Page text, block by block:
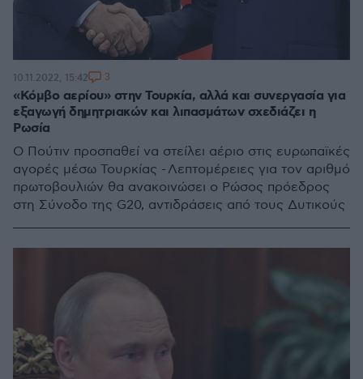
«Κόμβο αερίου» στην Τουρκία, αλλά και συνεργασία για
εξαγωγή δημητριακών και λιπασμάτων σχεδιάζει η
Ρωσία
Ο Πούτιν προσπαθεί να στείλει αέριο στις ευρωπαϊκές
αγορές μέσω Τουρκίας - Λεπτομέρειες για τον αριθμό
πρωτοβουλιών θα ανακοινώσει ο Ρώσος πρόεδρος
στη Σύνοδο της G20, αντιδράσεις από τους Δυτικούς
10.11.2022, 15:42 3